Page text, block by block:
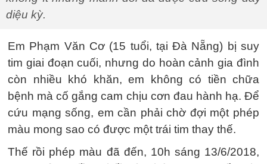
diệu kỳ.
Em Phạm Văn Cơ (15 tuổi, tại Đà Nẵng) bị suy
tim giai đoạn cuối, nhưng do hoàn cảnh gia đình
còn nhiều khó khăn, em không có tiền chữa
bệnh mà cố gắng cam chịu cơn đau hành hạ. Để
cứu mạng sống, em cần phải chờ đợi một phép
màu mong sao có được một trái tim thay thế.
Thế rồi phép màu đã đến, 10h sáng 13/6/2018,